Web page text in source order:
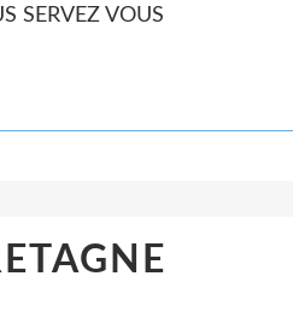
SERVEZ VOUS